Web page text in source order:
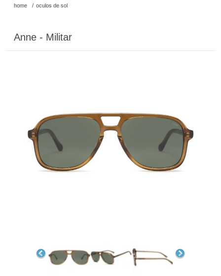
Óculos de
Óculos de
Grau
Consultar
Pedidos
Recompra
home / oculos de sol
Anne - Militar